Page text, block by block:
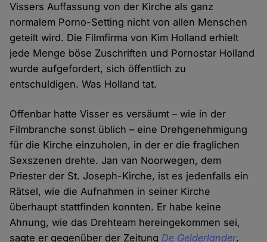
Vissers Auffassung von der Kirche als ganz
normalem Porno-Setting nicht von allen Menschen
geteilt wird. Die Filmfirma von Kim Holland erhielt
jede Menge böse Zuschriften und Pornostar Holland
wurde aufgefordert, sich öffentlich zu
entschuldigen. Was Holland tat.
Offenbar hatte Visser es versäumt – wie in der
Filmbranche sonst üblich – eine Drehgenehmigung
für die Kirche einzuholen, in der er die fraglichen
Sexszenen drehte. Jan van Noorwegen, dem
Priester der St. Joseph-Kirche, ist es jedenfalls ein
Rätsel, wie die Aufnahmen in seiner Kirche
überhaupt stattfinden konnten. Er habe keine
Ahnung, wie das Drehteam hereingekommen sei,
sagte er gegenüber der Zeitung De Gelderlander.